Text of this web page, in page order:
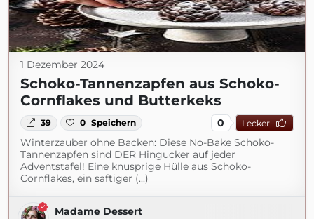
1 Dezember 2024
Schoko-Tannenzapfen aus Schoko-
Cornflakes und Butterkeks
39 0 Speichern 0 Lecker
Winterzauber ohne Backen: Diese No-Bake Schoko-
Tannenzapfen sind DER Hingucker auf jeder
Adventstafel! Eine knusprige Hülle aus Schoko-
Cornflakes, ein saftiger (...)
Madame Dessert